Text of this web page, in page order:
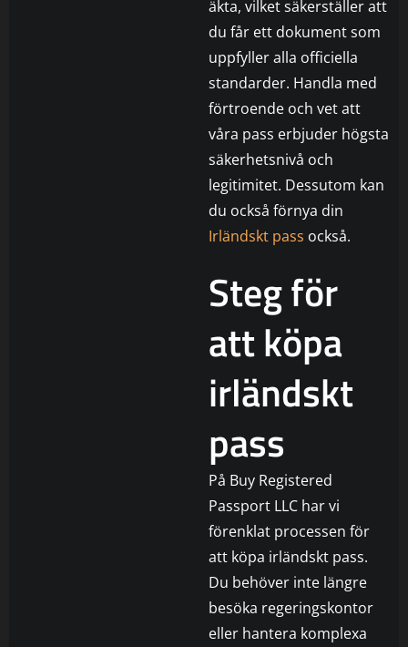
äkta, vilket säkerställer att
du får ett dokument som
uppfyller alla officiella
standarder. Handla med
förtroende och vet att
våra pass erbjuder högsta
säkerhetsnivå och
legitimitet. Dessutom kan
du också förnya din
Irländskt pass också.
Steg för
att köpa
irländskt
pass
På Buy Registered
Passport LLC har vi
förenklat processen för
att köpa irländskt pass.
Du behöver inte längre
besöka regeringskontor
eller hantera komplexa